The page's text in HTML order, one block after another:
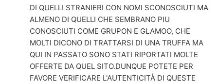
DI QUELLI STRANIERI CON NOMI SCONOSCIUTI MA
ALMENO DI QUELLI CHE SEMBRANO PIU
CONOSCIUTI COME GRUPON E GLAMOO, CHE
MOLTI DICONO DI TRATTARSI DI UNA TRUFFA MA
QUI IN PASSATO SONO STATI RIPORTATI MOLTE
OFFERTE DA QUEL SITO.DUNQUE POTETE PER
FAVORE VERIFICARE L'AUTENTICITÀ DI QUESTE